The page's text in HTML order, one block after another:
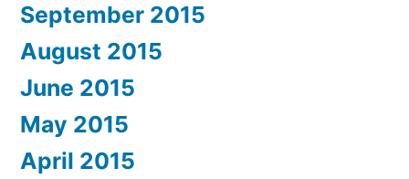
September 2015
August 2015
June 2015
May 2015
April 2015